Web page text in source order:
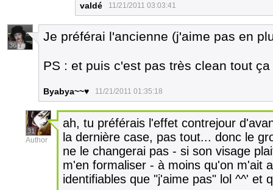
valdé 11/21/2011 03:03:41
36
Je préférai l'ancienne (j'aime pas en
PS : et puis c'est pas très clean tout ça
Byabya~~♥ 11/21/2011 01:35:18
31
Author
ah, tu préférais l'effet contrejour
la dernière case, pas tout... donc le
ne le changerai pas - si son visage
m'en formaliser - à moins qu'on m'ait
identifiables que "j'aime pas" lol ^^' et